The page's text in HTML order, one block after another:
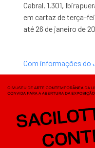
Cabral, 1.301,
em cartaz de terça-
até 26 de janeiro de
Com informações do